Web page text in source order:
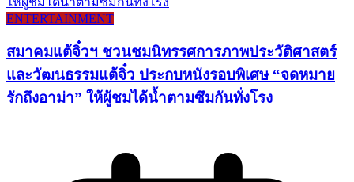
ENTERTAINMENT
สมาคมแต้จิ๋วฯ ชวนชมนิทรรศการภาพประวัติศาสตร์
และวัฒนธรรมแต้จิ๋ว ประกบหนังรอบพิเศษ “จดหมาย
รักถึงอาม่า” ให้ผู้ชมได้น้ำตามซึมกันทั่งโรง